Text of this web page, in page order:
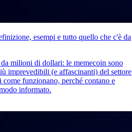
esempi e tutto quello che c'è da
milioni di dollari: le memecoin sono
imprevedibili (e affascinanti) del settore
funzionano, perché contano e
informato.